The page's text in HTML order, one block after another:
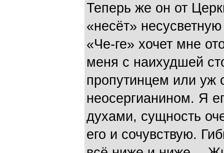
Теперь же он от
«несёт»
«Че-ге» хочет мне
меня с наихудшей
пропутинцем или уж
неосергианином. Я
духами, сущность
его и сочувствую.